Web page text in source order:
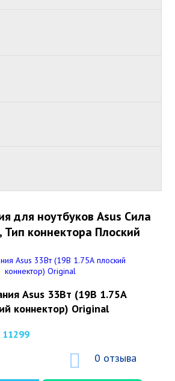
для ноутбуков Asus Сила
Тип коннектора Плоский
Asus 33Вт (19В 1.75А
коннектор) Original
11299
0 отзыва